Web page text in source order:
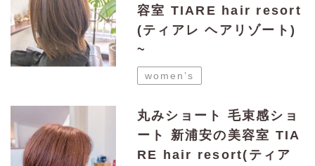
容室 TIARE hair resort
(ティアレ ヘアリゾート)
~
women’s
丸みショート 毛束感ショ
ート 新浦安の美容室 TIA
RE hair resort(ティア